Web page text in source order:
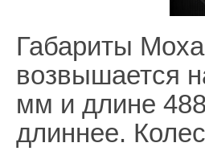
Габариты
возвышается
мм и длине
длиннее.